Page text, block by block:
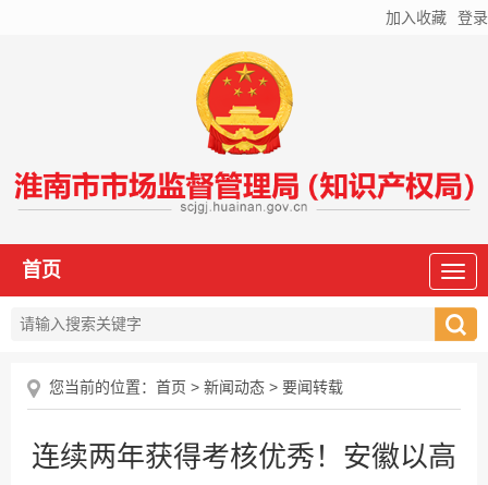
加入收藏 登录
首页
您当前的位置： 首页 > 新闻动态 > 要闻转载
连续两年获得考核优秀！安徽以高